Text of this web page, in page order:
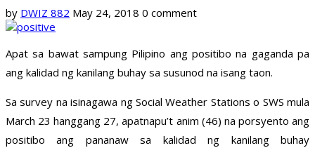
by DWIZ 882 May 24, 2018 0 comment
Apat sa bawat sampung Pilipino ang positibo na gaganda pa
ang kalidad ng kanilang buhay sa susunod na isang taon.
Sa survey na isinagawa ng Social Weather Stations o SWS mula
March 23 hanggang 27, apatnapu’t anim (46) na porsyento ang
positibo ang pananaw sa kalidad ng kanilang buhay